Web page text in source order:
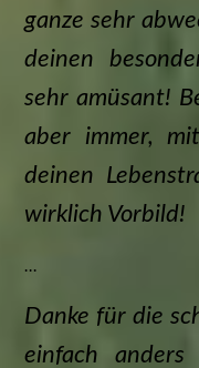
ganze sehr
deinen
sehr amüsant!
aber immer,
deinen
wirklich Vorbild!
...
Danke für die
einfach